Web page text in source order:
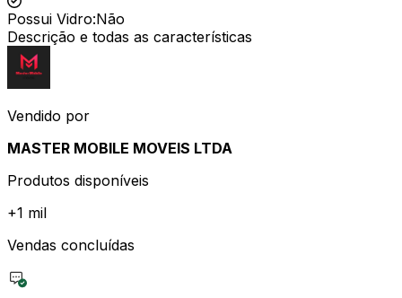
Possui Vidro:Não
Descrição e todas as características
Vendido por
MASTER MOBILE MOVEIS LTDA
Produtos disponíveis
+1 mil
Vendas concluídas